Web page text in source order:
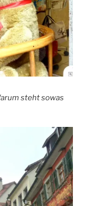
steht sowas